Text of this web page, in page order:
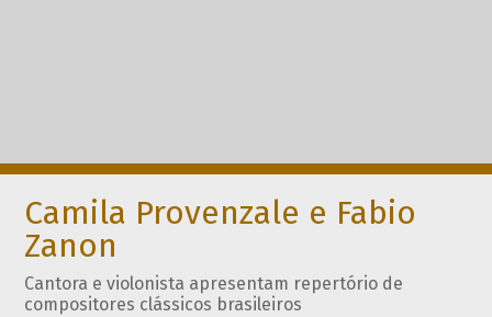
Camila Provenzale e Fabio
Zanon
Cantora e violonista apresentam repertório de
compositores clássicos brasileiros